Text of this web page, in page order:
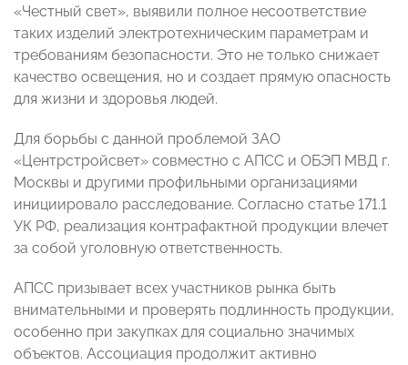
«Честный свет», выявили полное несоответствие
таких изделий электротехническим параметрам и
требованиям безопасности. Это не только снижает
качество освещения, но и создает прямую опасность
для жизни и здоровья людей.
Для борьбы с данной проблемой ЗАО
«Центрстройсвет» совместно с АПСС и ОБЭП МВД г.
Москвы и другими профильными организациями
инициировало расследование. Согласно статье 171.1
УК РФ, реализация контрафактной продукции влечет
за собой уголовную ответственность.
АПСС призывает всех участников рынка быть
внимательными и проверять подлинность продукции,
особенно при закупках для социально значимых
объектов. Ассоциация продолжит активно